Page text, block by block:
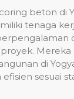
beton di
tenaga
di
efisien sesuai